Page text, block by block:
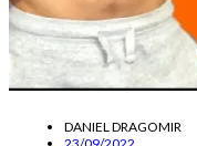
DANIEL DRAGOMIR